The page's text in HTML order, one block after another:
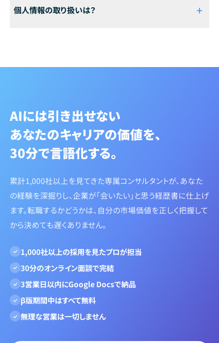
ト機能での修正フィードバックにも対応しています。
個人情報の取り扱いは？ +
AIには引き出せない
あなたのキャリアの価値を、
30分で言語化する。
累計1,000社以上を見てきた専属コンサルタントが、あなた
の経験を深掘りし、企業が「会いたい」と思う経歴書に仕上げ
ます。転職するかどうかは、自分の市場価値を正しく把握して
から決めても遅くありません。
✓ 1,000社以上の採用を見たプロが担当
✓ 30分のオンライン面談で完結
✓ 3営業日以内にGoogle Docsで納品
✓ β版期間中はすべて無料
✓ 無理な営業は一切しません